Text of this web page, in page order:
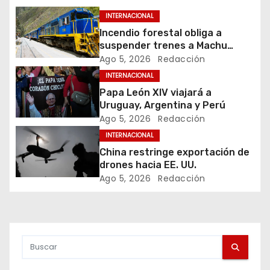
g
a
c
i
ó
n
d
INTERNACIONAL
Incendio forestal obliga a
suspender trenes a Machu
Picchu
Ago 5, 2026 Redacción
INTERNACIONAL
Papa León XIV viajará a
Uruguay, Argentina y Perú
Ago 5, 2026 Redacción
INTERNACIONAL
China restringe exportación de
drones hacia EE. UU.
Ago 5, 2026 Redacción